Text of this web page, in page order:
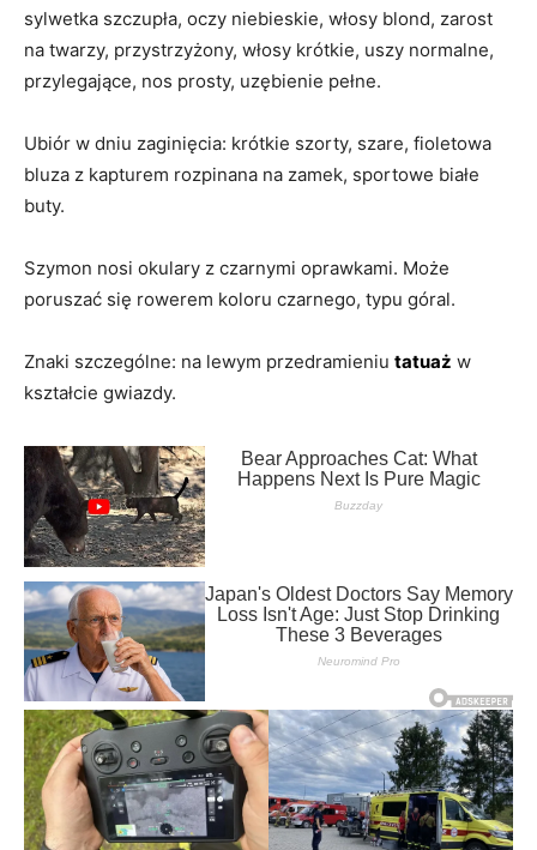
sylwetka szczupła, oczy niebieskie, włosy blond, zarost
na twarzy, przystrzyżony, włosy krótkie, uszy normalne,
przylegające, nos prosty, uzębienie pełne.
Ubiór w dniu zaginięcia: krótkie szorty, szare, fioletowa
bluza z kapturem rozpinana na zamek, sportowe białe
buty.
Szymon nosi okulary z czarnymi oprawkami. Może
poruszać się rowerem koloru czarnego, typu góral.
Znaki szczególne: na lewym przedramieniu tatuaż w
kształcie gwiazdy.